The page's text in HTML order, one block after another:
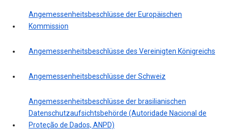
Angemessenheitsbeschlüsse der Europäischen
Kommission
Angemessenheitsbeschlüsse des Vereinigten Königreichs
Angemessenheitsbeschlüsse der Schweiz
Angemessenheitsbeschlüsse der brasilianischen
Datenschutzaufsichtsbehörde (Autoridade Nacional de
Proteção de Dados, ANPD)